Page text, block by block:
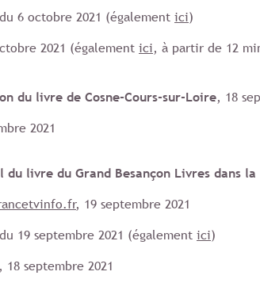
du 6 octobre 2021 (également ici)
2021 (également ici, à partir de 12
du livre de Cosne-Cours-sur-Loire, 18
2021
du livre du Grand Besançon Livres dans la
, 19 septembre 2021
du 19 septembre 2021 (également ici)
, 18 septembre 2021